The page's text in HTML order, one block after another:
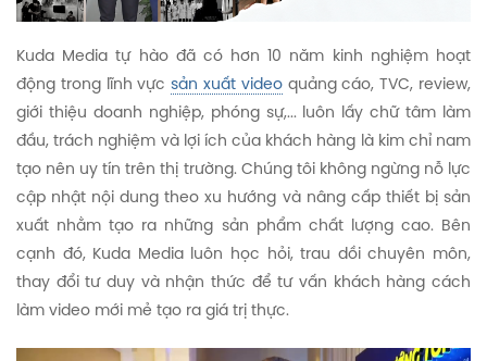
Kuda Media tự hào đã có hơn 10 năm kinh nghiệm hoạt
động trong lĩnh vựcsản xuất videoquảng cáo, TVC, review,
giới thiệu doanh nghiệp, phóng sự,... luôn lấy chữ tâm làm
đầu, trách nghiệm và lợi ích của khách hàng là kim chỉ nam
tạo nên uy tín trên thị trường. Chúng tôi không ngừng nỗ lực
cập nhật nội dung theo xu hướng và nâng cấp thiết bị sản
xuất nhằm tạo ra những sản phẩm chất lượng cao. Bên
cạnh đó, Kuda Media luôn học hỏi, trau dồi chuyên môn,
thay đổi tư duy và nhận thức để tư vấn khách hàng cách
làm video mới mẻ tạo ra giá trị thực.